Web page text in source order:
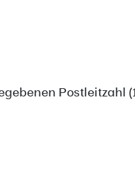
Postleitzahl